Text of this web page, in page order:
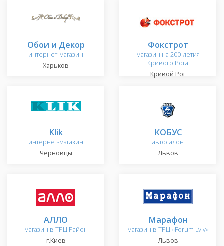
Обои и Декор
интернет-магазин
Харьков
Фокстрот
магазин на 200-летия
Кривого Рога
Кривой Рог
Klik
интернет-магазин
Черновцы
КОБУС
автосалон
Львов
АЛЛО
магазин в ТРЦ Район
г.Киев
Марафон
магазин в ТРЦ «Forum Lviv»
Львов